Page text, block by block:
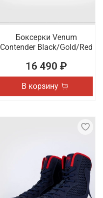
Боксерки Venum
Contender Black/Gold/Red
16 490 ₽
В корзину